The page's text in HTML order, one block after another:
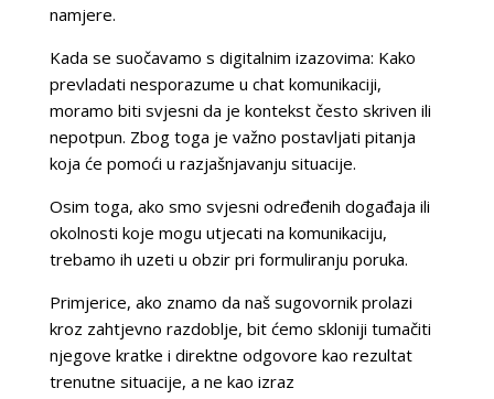
namjere.
Kada se suočavamo s digitalnim izazovima: Kako
prevladati nesporazume u chat komunikaciji,
moramo biti svjesni da je kontekst često skriven ili
nepotpun. Zbog toga je važno postavljati pitanja
koja će pomoći u razjašnjavanju situacije.
Osim toga, ako smo svjesni određenih događaja ili
okolnosti koje mogu utjecati na komunikaciju,
trebamo ih uzeti u obzir pri formuliranju poruka.
Primjerice, ako znamo da naš sugovornik prolazi
kroz zahtjevno razdoblje, bit ćemo skloniji tumačiti
njegove kratke i direktne odgovore kao rezultat
trenutne situacije, a ne kao izraz